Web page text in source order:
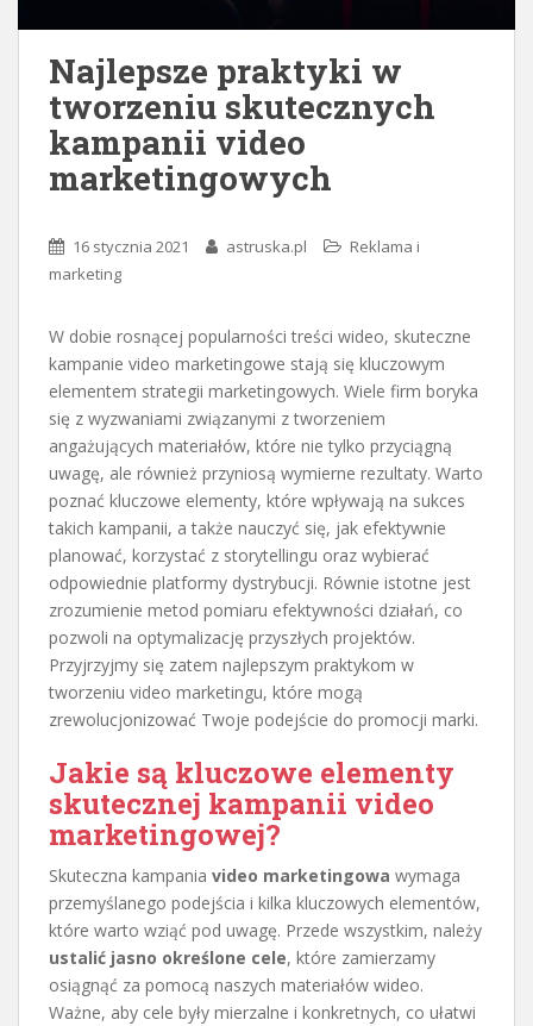
Najlepsze praktyki w
tworzeniu skutecznych
kampanii video
marketingowych
16 stycznia 2021 astruska.pl
Reklama i
marketing
W dobie rosnącej popularności treści wideo, skuteczne
kampanie video marketingowe stają się kluczowym
elementem strategii marketingowych. Wiele firm boryka
się z wyzwaniami związanymi z tworzeniem
angażujących materiałów, które nie tylko przyciągną
uwagę, ale również przyniosą wymierne rezultaty. Warto
poznać kluczowe elementy, które wpływają na sukces
takich kampanii, a także nauczyć się, jak efektywnie
planować, korzystać z storytellingu oraz wybierać
odpowiednie platformy dystrybucji. Równie istotne jest
zrozumienie metod pomiaru efektywności działań, co
pozwoli na optymalizację przyszłych projektów.
Przyjrzyjmy się zatem najlepszym praktykom w
tworzeniu video marketingu, które mogą
zrewolucjonizować Twoje podejście do promocji marki.
Jakie są kluczowe elementy
skutecznej kampanii video
marketingowej?
Skuteczna kampania video marketingowa wymaga
przemyślanego podejścia i kilka kluczowych elementów,
które warto wziąć pod uwagę. Przede wszystkim, należy
ustalić jasno określone cele, które zamierzamy
osiągnąć za pomocą naszych materiałów wideo.
Ważne, aby cele były mierzalne i konkretnych, co ułatwi